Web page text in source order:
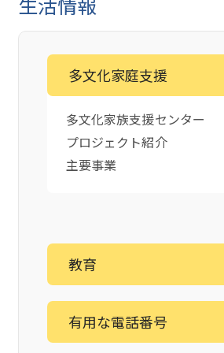
多文化家庭支援
多文化家族支援センター
プロジェクト紹介
主要事業
教育
有用な電話番号